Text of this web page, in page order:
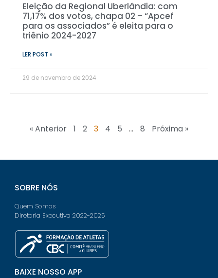
Eleição da Regional Uberlândia: com
71,17% dos votos, chapa 02 – “Apcef
para os associados” é eleita para o
triênio 2024-2027
LER POST »
29 de novembro de 2024
« Anterior 1 2 3 4 5 … 8 Próxima »
SOBRE NÓS
Quem Somos
Diretoria Executiva 2022-2025
BAIXE NOSSO APP